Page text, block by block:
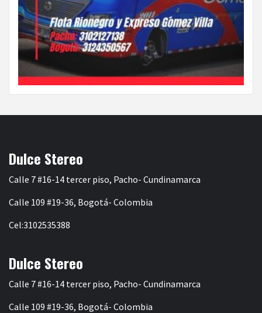
Dulce Stereo
Calle 7 #16-14 tercer piso, Pacho- Cundinamarca
Calle 109 #19-36, Bogotá- Colombia
Cel:3102535388
Dulce Stereo
Calle 7 #16-14 tercer piso, Pacho- Cundinamarca
Calle 109 #19-36, Bogotá- Colombia